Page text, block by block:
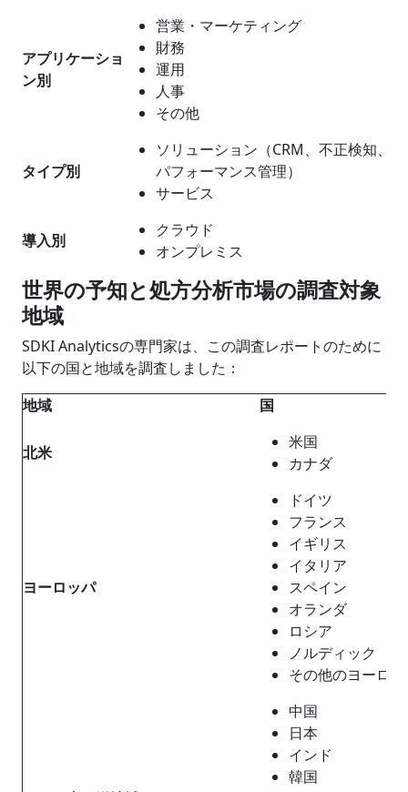
アプリケーショ
ン別
営業・マーケティング
財務
運用
人事
その他
タイプ別
ソリューション（CRM、不正検知、
パフォーマンス管理）
サービス
導入別
クラウド
オンプレミス
世界の予知と処方分析市場の調査対象
地域
SDKI Analyticsの専門家は、この調査レポートのために
以下の国と地域を調査しました：
地域
国
北米
米国
カナダ
ヨーロッパ
ドイツ
フランス
イギリス
イタリア
スペイン
オランダ
ロシア
ノルディック
その他のヨーロ
中国
日本
インド
韓国